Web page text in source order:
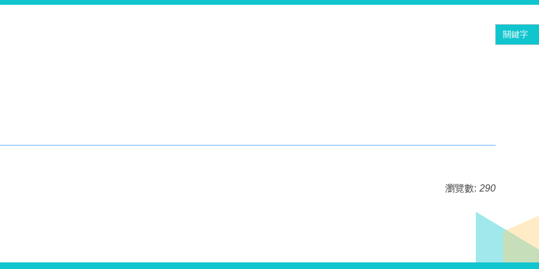
瀏覽數: 290